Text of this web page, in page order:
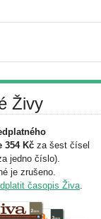
Živy
354 Kč za šest čísel
jedno číslo).
je zrušeno.
časopis Živa.